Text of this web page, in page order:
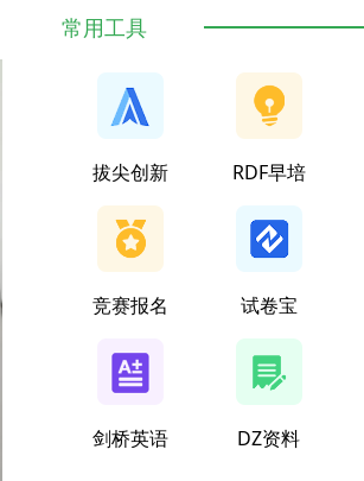
常用工具
拔尖创新 RDF早培
竞赛报名 试卷宝
剑桥英语 DZ资料